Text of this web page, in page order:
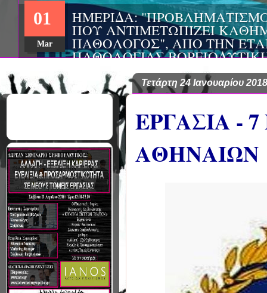
ΗΜΕΡΙΔΑ:
ΠΟΥ ΑΝΤΙΜΕΤΩΠΙΖΕΙ
ΠΑΘΟΛΟΓΟΣ", ΑΠΟ ΤΗΝ
ΠΑΘΟΛΟΓΙΑΣ
ΤΙΣ Α' & Β'
ΚΛΙΝΙΚΕΣ ΠΓΝΙ
01
Mar
Τετάρτη 24 Ιανουαρίου 2018
ΕΡΓΑΣΙΑ -
ΑΘΗΝΑΙΩΝ